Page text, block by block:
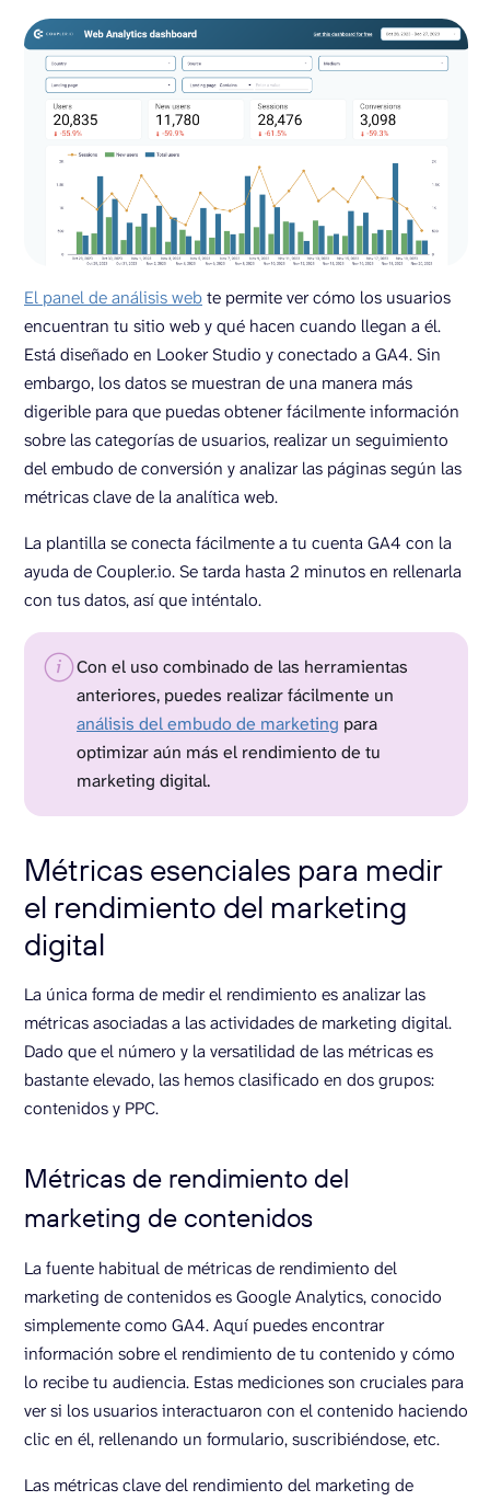
El panel de análisis webte permite ver cómo los usuarios
encuentran tu sitio web y qué hacen cuando llegan a él.
Está diseñado en Looker Studio y conectado a GA4. Sin
embargo, los datos se muestran de una manera más
digerible para que puedas obtener fácilmente información
sobre las categorías de usuarios, realizar un seguimiento
del embudo de conversión y analizar las páginas según las
métricas clave de la analítica web.
La plantilla se conecta fácilmente a tu cuenta GA4 con la
ayuda de Coupler.io. Se tarda hasta 2 minutos en rellenarla
con tus datos, así que inténtalo.
Con el uso combinado de las herramientas
anteriores, puedes realizar fácilmente un
análisis del embudo de marketing para
optimizar aún más el rendimiento de tu
marketing digital.
Métricas esenciales para medir
el rendimiento del marketing
digital
La única forma de medir el rendimiento es analizar las
métricas asociadas a las actividades de marketing digital.
Dado que el número y la versatilidad de las métricas es
bastante elevado, las hemos clasificado en dos grupos:
contenidos y PPC.
Métricas de rendimiento del
marketing de contenidos
La fuente habitual de métricas de rendimiento del
marketing de contenidos es Google Analytics, conocido
simplemente como GA4. Aquí puedes encontrar
información sobre el rendimiento de tu contenido y cómo
lo recibe tu audiencia. Estas mediciones son cruciales para
ver si los usuarios interactuaron con el contenido haciendo
clic en él, rellenando un formulario, suscribiéndose, etc.
Las métricas clave del rendimiento del marketing de